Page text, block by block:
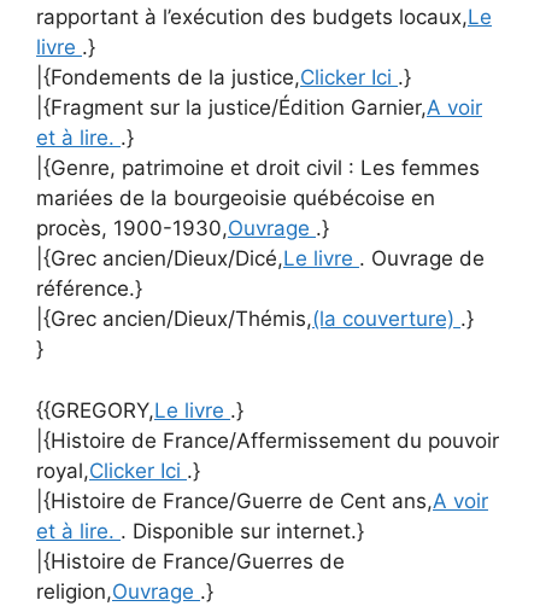
rapportant à l’exécution des budgets locaux,Le
livre .}
|{Fondements de la justice,Clicker Ici .}
|{Fragment sur la justice/Édition Garnier,A voir
et à lire. .}
|{Genre, patrimoine et droit civil : Les femmes
mariées de la bourgeoisie québécoise en
procès, 1900-1930,Ouvrage .}
|{Grec ancien/Dieux/Dicé,Le livre . Ouvrage de
référence.}
|{Grec ancien/Dieux/Thémis,(la couverture) .}
}
{{GREGORY,Le livre .}
|{Histoire de France/Affermissement du pouvoir
royal,Clicker Ici .}
|{Histoire de France/Guerre de Cent ans,A voir
et à lire. . Disponible sur internet.}
|{Histoire de France/Guerres de
religion,Ouvrage .}